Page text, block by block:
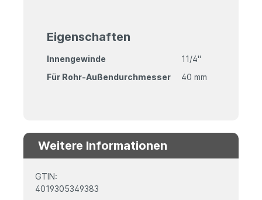
Eigenschaften
Innengewinde
11/4"
Für Rohr-Außendurchmesser
40 mm
Weitere Informationen
GTIN:
4019305349383